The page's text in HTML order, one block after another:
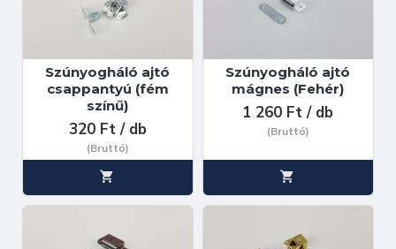
Szúnyogháló ajtó
csappantyú (fém
színű)
320 Ft / db
(Bruttó)
Szúnyogháló ajtó
mágnes (Fehér)
1 260 Ft / db
(Bruttó)